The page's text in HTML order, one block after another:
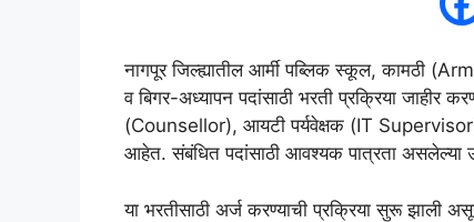
नागपूर जिल्ह्यातील आर्मी पब्लिक स्कूल, कामठी
व बिगर-अध्यापन पदांसाठी भरती प्रक्रिया जाहीर
(Counsellor), आयटी पर्यवेक्षक (IT Supervisor)
आहेत. संबंधित पदांसाठी आवश्यक पात्रता असलेल्या
या भरतीसाठी अर्ज करण्याची प्रक्रिया सुरू झाली